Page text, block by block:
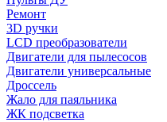
Ремонт
3D ручки
LCD преобразователи
Двигатели для пылесосов
Двигатели универсальные
Дроссель
Жало для паяльника
ЖК подсветка